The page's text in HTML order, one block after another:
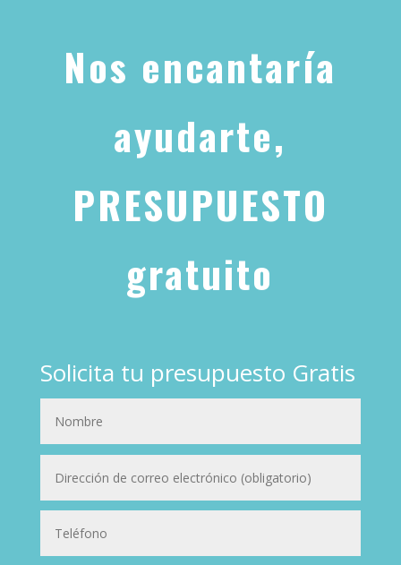
Nos encantaría
ayudarte,
PRESUPUESTO
gratuito
Solicita tu presupuesto Gratis